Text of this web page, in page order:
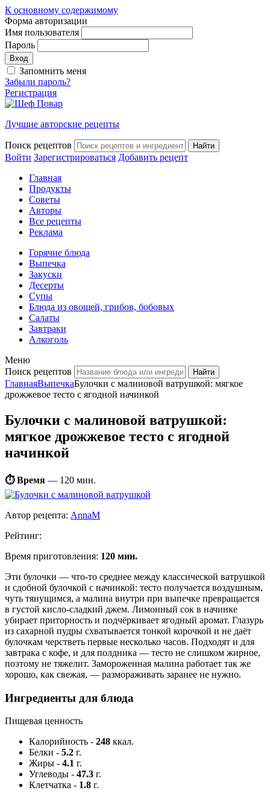
К основному содержимому
Форма авторизации
Имя пользователя
Пароль
Запомнить меня
Забыли пароль?
Регистрация
Лучшие авторские рецепты
Поиск рецептов
Войти Зарегистрироваться Добавить рецепт
Главная
Продукты
Советы
Авторы
Все рецепты
Реклама
Горячие блюда
Выпечка
Закуски
Десерты
Супы
Блюда из овощей, грибов, бобовых
Салаты
Завтраки
Алкоголь
Меню
Поиск рецептов
ГлавнаяВыпечкаБулочки с малиновой ватрушкой: мягкое
дрожжевое тесто с ягодной начинкой
Булочки с малиновой ватрушкой:
мягкое дрожжевое тесто с ягодной
начинкой
⏱ Время — 120 мин.
Автор рецепта: AnnaM
Рейтинг:
Время приготовления: 120 мин.
Эти булочки — что-то среднее между классической ватрушкой
и сдобной булочкой с начинкой: тесто получается воздушным,
чуть тянущимся, а малина внутри при выпечке превращается
в густой кисло-сладкий джем. Лимонный сок в начинке
убирает приторность и подчёркивает ягодный аромат. Глазурь
из сахарной пудры схватывается тонкой корочкой и не даёт
булочкам черстветь первые несколько часов. Подходят и для
завтрака с кофе, и для полдника — тесто не слишком жирное,
поэтому не тяжелит. Замороженная малина работает так же
хорошо, как свежая, — размораживать заранее не нужно.
Ингредиенты для блюда
Пищевая ценность
Калорийность - 248 ккал.
Белки - 5.2 г.
Жиры - 4.1 г.
Углеводы - 47.3 г.
Клетчатка - 1.8 г.